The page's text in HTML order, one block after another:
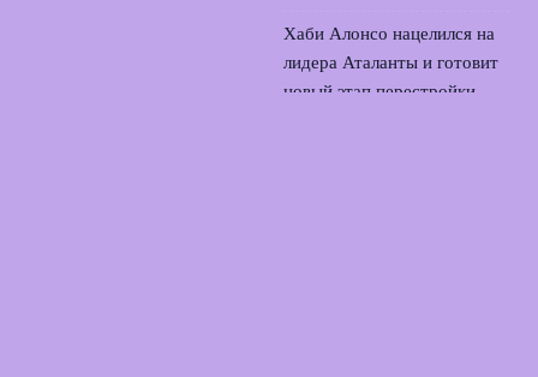
Хаби Алонсо нацелился на
лидера Аталанты и готовит
новый этап перестройки